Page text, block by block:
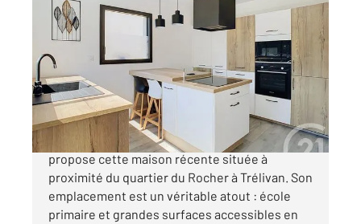
TRELIVAN 22
118,57 m
, 5 pièces
Ref : 21631
Maison à vendre
330 000 €
CENTURY 21 Agence de Bretagne vous
propose cette maison récente située à
proximité du quartier du Rocher à Trélivan. Son
emplacement est un véritable atout : école
primaire et grandes surfaces accessibles en